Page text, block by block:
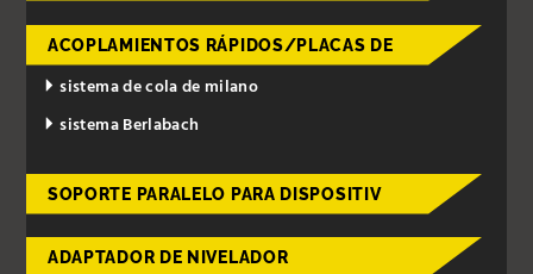
ACOPLAMIENTOS RÁPIDOS/PLACAS DE
sistema de cola de milano
sistema Berlabach
SOPORTE PARALELO PARA DISPOSITIV
ADAPTADOR DE NIVELADOR